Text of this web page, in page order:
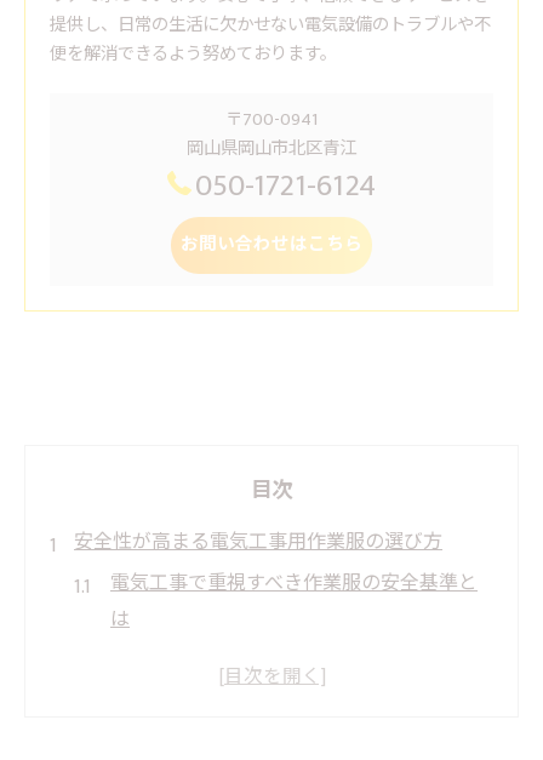
提供し、日常の生活に欠かせない電気設備のトラブルや不
便を解消できるよう努めております。
〒700-0941
岡山県岡山市北区青江
050-1721-6124
お問い合わせはこちら
目次
安全性が高まる電気工事用作業服の選び方
電気工事で重視すべき作業服の安全基準と
は
帯電防止素材が電気工事の現場で果たす役